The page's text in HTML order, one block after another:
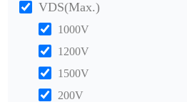
VDS(Max.)
1000V
1200V
1500V
200V